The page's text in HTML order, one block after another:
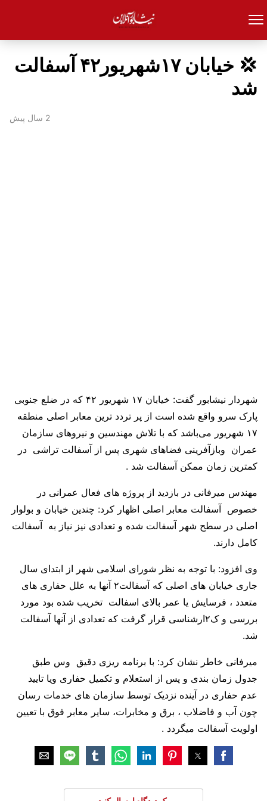
💢 خیابان ۱۷شهریور۴۲ آسفالت
شد
2 سال پیش
شهردار نیشابور گفت: خیابان ۱۷ شهریور ۴۲ که در ضلع جنوبی
پارک سرو واقع شده است از پر تردد ترین معابر اصلی منطقه
۱۷ شهریور می‌باشد که با تلاش مهندسین و نیروهای سازمان
عمران وبازآفرینی فضاهای شهری پس از آسفالت تراشی در
کمترین زمان ممکن آسفالت شد .
مهندس میرفانی در بازدید از پروژه های فعال عمرانی در
خصوص آسفالت معابر اصلی اظهار کرد: چندین خیابان و بولوار
اصلی در سطح شهر آسفالت شده و تعدادی نیز نیاز به آسفالت
کامل دارند.
وی افزود: با توجه به نظر شورای اسلامی شهر از ابتدای سال
جاری خیابان های اصلی که آسفالت۲ آنها به علل حفاری های
متعدد ، فرسایش یا عمر بالای اسفالت تخریب شده بود مورد
بررسی و ک۲ارشناسی قرار گرفت که تعدادی از آنها آسفالت
شد.
میرفانی خاطر نشان کرد: با برنامه ریزی دقیق وس طبق
جدول زمان بندی و پس از استعلام و تکمیل حفاری‌ ویا تایید
عدم حفاری در آینده نزدیک توسط سازمان های خدمات رسان
چون آب و فاضلاب ، برق و مخابرات، سایر معابر فوق با تعیین
اولویت آسفالت میگردد .